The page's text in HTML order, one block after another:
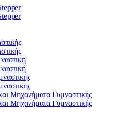
Μηχανήματα Γυμναστικής
Μηχανήματα Γυμναστικής